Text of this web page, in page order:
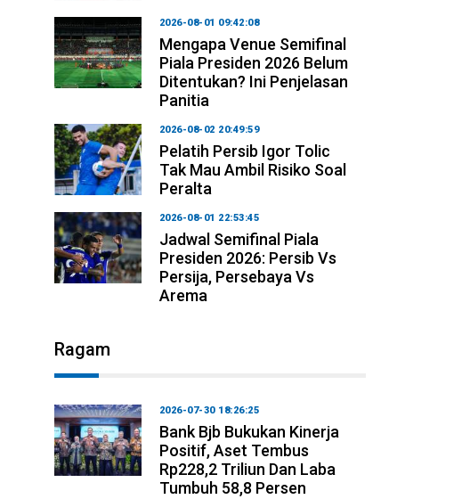
2026-08-01 09:42:08
Mengapa Venue Semifinal
Piala Presiden 2026 Belum
Ditentukan? Ini Penjelasan
Panitia
2026-08-02 20:49:59
Pelatih Persib Igor Tolic
Tak Mau Ambil Risiko Soal
Peralta
2026-08-01 22:53:45
Jadwal Semifinal Piala
Presiden 2026: Persib Vs
Persija, Persebaya Vs
Arema
Ragam
2026-07-30 18:26:25
Bank Bjb Bukukan Kinerja
Positif, Aset Tembus
Rp228,2 Triliun Dan Laba
Tumbuh 58,8 Persen